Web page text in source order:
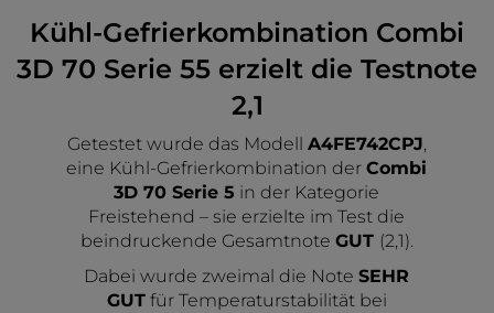
Kühl-Gefrierkombination Combi
3D 70 Serie 55 erzielt die Testnote
2,1
Getestet wurde das Modell A4FE742CPJ,
eine Kühl-Gefrierkombination derCombi
3D 70 Serie 5 in der Kategorie
Freistehend – sie erzielte im Test die
beindruckende Gesamtnote GUT (2,1).
Dabei wurde zweimal die NoteSEHR
GUTfür Temperaturstabilität bei